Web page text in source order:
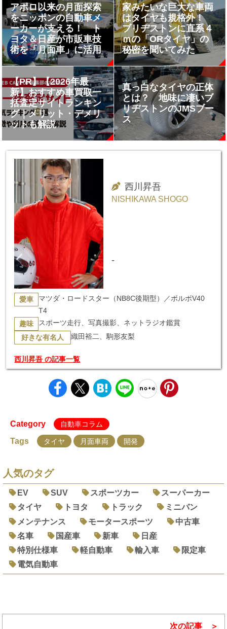
アポロ以来の月面探索
をニッポンの自動車メ
ーカーが支える！ ト
ヨタ＆日産が市販車技
術を「月面車」に活用
家みたいな巨大な車両
はタイヤも規格外！
ブリヂストンに直系４
ｍの「ORタイヤ」の
秘密を聞いてみた
【PR】【2026年最
新】おすすめ車買取一
括査定サイトランキン
グ｜メリット・デメリ
ットも解説
真っ白なタイヤの正体
とは？ 地味に凄いブ
リヂストンのJMSブー
ス
西川昇吾
NISHIKAWA SHOGO
-
愛車
マツダ・ロードスター（NB8C後期型）／ボルボV40
T4
趣味 スポーツ走行、写真撮影、ネットラジオ鑑賞
好きな有名人 織田裕二、駒形友梨
西川昇吾 の記事一覧
Category 自動車コラム
Tags タイヤ 月面車両 開発
人気のタグ
EV SUV スポーツカー
スーパーカー
タイヤ
トヨタ トラック
ミニバン
メンテナンス
モータースポーツ
中古車
名車
国産車 新車
日産
特別仕様車
軽自動車 輸入車
限定車
電気自動車
次の記事